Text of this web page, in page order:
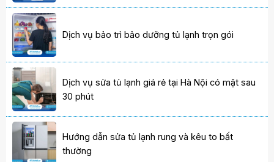
Dịch vụ bảo trì bảo dưỡng tủ lạnh trọn gói
Dịch vụ sửa tủ lạnh giá rẻ tại Hà Nội có mặt sau
30 phút
Hướng dẫn sửa tủ lạnh rung và kêu to bất
thường